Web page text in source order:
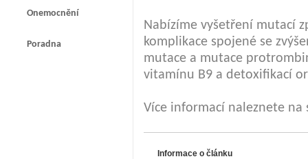
Onemocnění
Poradna
Nabízíme vyšetření mutací
komplikace spojené se
mutace a mutace
vitamínu B9 a detoxifikací
Více informací naleznete
Informace o článku